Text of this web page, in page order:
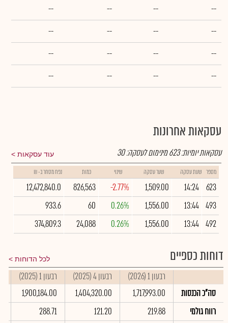
--
--
--
--
--
--
--
--
--
--
--
--
--
--
--
--
עסקאות אחרונות
עוד עסקאות עסקאות יומיות:623מינימום לעסקה:30
מספר שעת עסקה שער עסקה שינוי כמות נפח מסחר ב- ₪
623
14:24
1,509.00
-2.77%
826,563
12,472,840.0
493
13:44
1,556.00
0.26%
60
933.6
492
13:44
1,556.00
0.26%
24,088
374,809.3
דוחות כספיים לכל הדוחות
רבעון 1 (2026) רבעון 4 (2025) רבעון 1 (2025)
סה"כ הכנסות
1,717,993.00
1,404,320.00
1,900,184.00
רווח גולמי
219.88
121.20
288.71